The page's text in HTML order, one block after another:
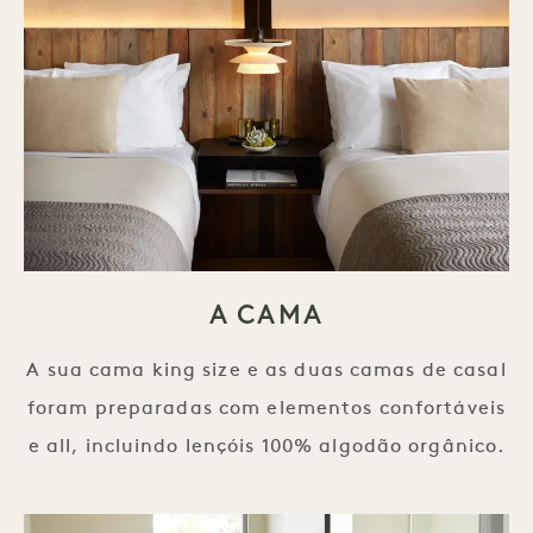
A CAMA
A sua cama king size e as duas camas de casal
foram preparadas com elementos confortáveis
e all, incluindo lençóis 100% algodão orgânico.